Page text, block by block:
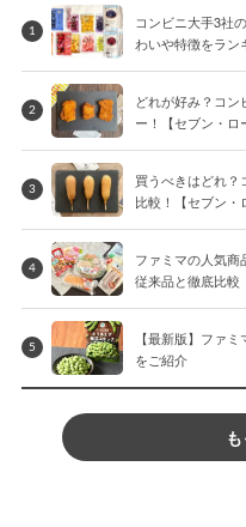
1
コンビニ大手3社
わいや特徴をラ
2
どれが好み？コン
ー！【セブン・ロ
3
買うべきはどれ
比較！【セブン・
4
ファミマの人気商
従来品と徹底比較
5
【最新版】ファ
をご紹介